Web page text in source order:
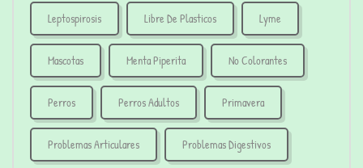
Leptospirosis Libre De Plasticos Lyme
Mascotas Menta Piperita No Colorantes
Perros Perros Adultos Primavera
Problemas Articulares Problemas Digestivos